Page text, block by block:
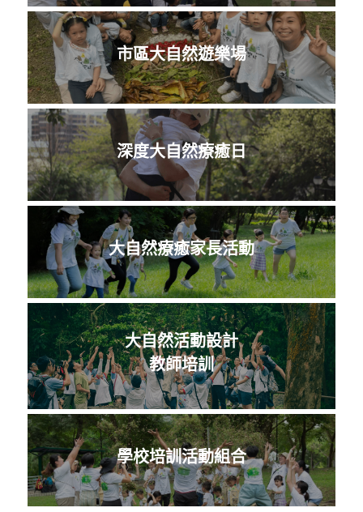
市區大自然遊樂場
深度大自然療癒日
大自然療癒家長活動
大自然活動設計
教師培訓
學校培訓活動組合